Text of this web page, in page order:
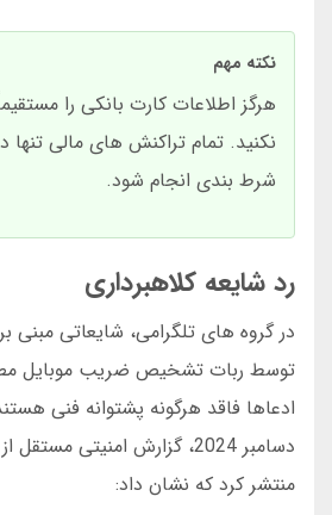
نکته مهم
هرگز اطلاعات کارت بانکی را
نکنید. تمام تراکنش های مالی
شرط بندی انجام شود.
رد شایعه کلاهبرداری
در گروه های تلگرامی، شایعاتی مبنی
توسط ربات تشخیص ضریب موبایل
ادعاها فاقد هرگونه پشتوانه فنی
دسامبر 2024، گزارش امنیتی
منتشر کرد که نشان داد: